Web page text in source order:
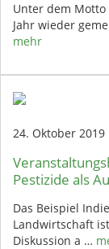
Unter dem Motto
Jahr wieder
mehr
24. Oktober 2019
Pestizide als
Das Beispiel
Landwirtschaft
Diskussion a …